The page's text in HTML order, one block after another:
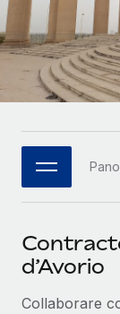
Português
日本語
d’Avorio
Collaborare